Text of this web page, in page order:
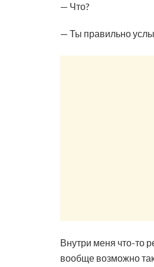
— Что?
— Ты правильно
Внутри меня что-то
вообще возможно